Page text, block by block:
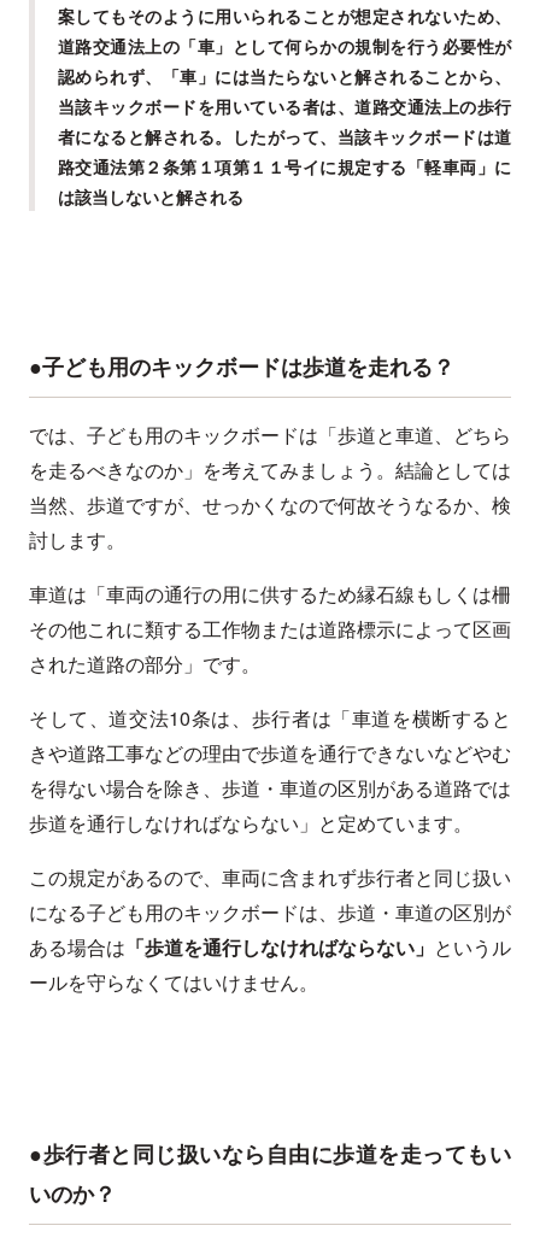
案してもそのように用いられることが想定されないため、
道路交通法上の「車」として何らかの規制を行う必要性が
認められず、「車」には当たらないと解されることから、
当該キックボードを用いている者は、道路交通法上の歩行
者になると解される。したがって、当該キックボードは道
路交通法第２条第１項第１１号イに規定する「軽車両」に
は該当しないと解される
●子ども用のキックボードは歩道を走れる？
では、子ども用のキックボードは「歩道と車道、どちら
を走るべきなのか」を考えてみましょう。結論としては
当然、歩道ですが、せっかくなので何故そうなるか、検
討します。
車道は「車両の通行の用に供するため縁石線もしくは柵
その他これに類する工作物または道路標示によって区画
された道路の部分」です。
そして、道交法10条は、歩行者は「車道を横断すると
きや道路工事などの理由で歩道を通行できないなどやむ
を得ない場合を除き、歩道・車道の区別がある道路では
歩道を通行しなければならない」と定めています。
この規定があるので、車両に含まれず歩行者と同じ扱い
になる子ども用のキックボードは、歩道・車道の区別が
ある場合は 「歩道を通行しなければならない」 というル
ールを守らなくてはいけません。
●歩行者と同じ扱いなら自由に歩道を走ってもい
いのか？